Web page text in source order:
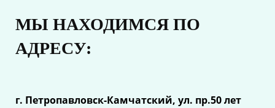
МЫ НАХОДИМСЯ ПО
АДРЕСУ:
г. Петропавловск-Камчатский, ул. пр.50 лет